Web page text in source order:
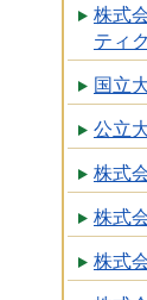
株式
ティ
国立
公立
株式
株式
株式